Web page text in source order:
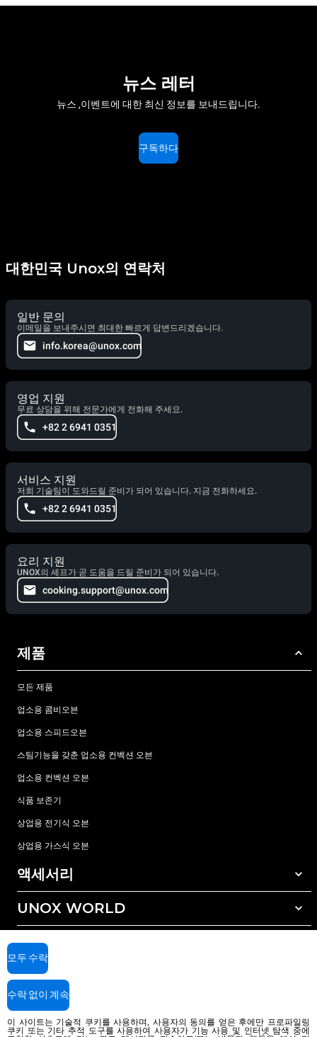
뉴스 레터
뉴스 ,이벤트에 대한 최신 정보를 보내드립니다.
구독하다
대한민국 Unox의 연락처
일반 문의
이메일을 보내주시면 최대한 빠르게 답변드리겠습니다.
info.korea@unox.com
영업 지원
무료 상담을 위해 전문가에게 전화해 주세요.
+82 2 6941 0351
서비스 지원
저희 기술팀이 도와드릴 준비가 되어 있습니다. 지금 전화하세요.
+82 2 6941 0351
요리 지원
UNOX의 셰프가 곧 도움을 드릴 준비가 되어 있습니다.
cooking.support@unox.com
제품
모든 제품
업소용 콤비오븐
업소용 스피드오븐
스팀기능을 갖춘 업소용 컨벡션 오븐
업소용 컨벡션 오븐
식품 보존기
상업용 전기식 오븐
상업용 가스식 오븐
액세서리
모든 액세서리
자동세척 세정제
수동세척 세정제
수질 관리를 위한 레진(수지) 필터
역삼투압 수처리 방식
UNOX WORLD
전세계 지사
서비스
우녹스 보증
딜러 찾기
서비스 센터 찾기
AI Content Disclaimer
Privacy policy Cookie policy
이 사이트는 기술적 쿠키를 사용하며, 사용자의 동의를 얻은 후에만 프로파일링
쿠키 또는 기타 추적 도구를 사용하여 사용자가 기능 사용 및 인터넷 탐색 중에
모두 수락
수락 없이 계속